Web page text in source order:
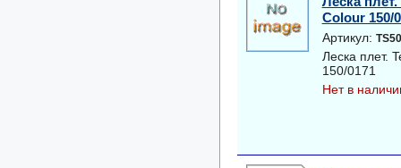
Colour 150/
Артикул:
Леска плет.
150/0171
Нет в